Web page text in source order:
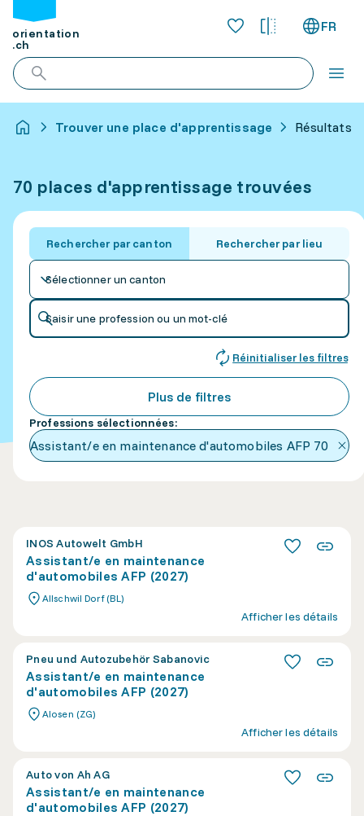
orientation
.ch
FR
Trouver une place d'apprentissage Résultats
70 places d'apprentissage trouvées
Rechercher par canton Rechercher par lieu
Sélectionner un canton
Saisir une profession ou un mot-clé
Réinitialiser les filtres
Plus de filtres
Professions sélectionnées:
Assistant/e en maintenance d'automobiles AFP 70
INOS Autowelt GmbH
Assistant/e en maintenance
d'automobiles AFP (2027)
Allschwil Dorf (BL)
Afficher les détails
Pneu und Autozubehör Sabanovic
Assistant/e en maintenance
d'automobiles AFP (2027)
Alosen (ZG)
Afficher les détails
Auto von Ah AG
Assistant/e en maintenance
d'automobiles AFP (2027)